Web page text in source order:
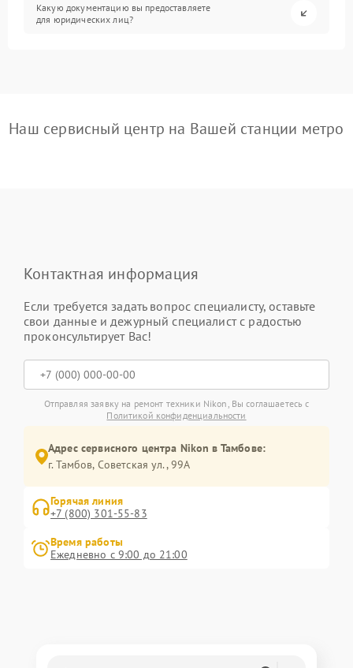
Какую документацию вы предоставляете
для юридических лиц?
Наш сервисный центр на Вашей станции метро
Контактная информация
Если требуется задать вопрос специалисту, оставьте
свои данные и дежурный специалист с радостью
проконсультирует Вас!
Отправляя заявку на ремонт техники Nikon, Вы соглашаетесь с
Политикой конфиденциальности
Адрес сервисного центра Nikon в Тамбове:
г. Тамбов, Советская ул., 99А
Горячая линия
+7 (800) 301-55-83
Время работы
Ежедневно с 9:00 до 21:00